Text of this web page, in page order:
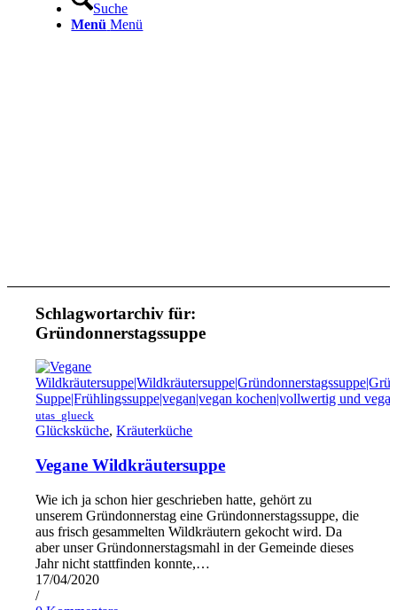
Suche
Menü Menü
Schlagwortarchiv für:
Gründonnerstagssuppe
utas_glueck
Glücksküche,Kräuterküche
Vegane Wildkräutersuppe
Wie ich ja schon hier geschrieben hatte, gehört zu
unserem Gründonnerstag eine Gründonnerstagssuppe, die
aus frisch gesammelten Wildkräutern gekocht wird. Da
aber unser Gründonnerstagsmahl in der Gemeinde dieses
Jahr nicht stattfinden konnte,…
17/04/2020
/